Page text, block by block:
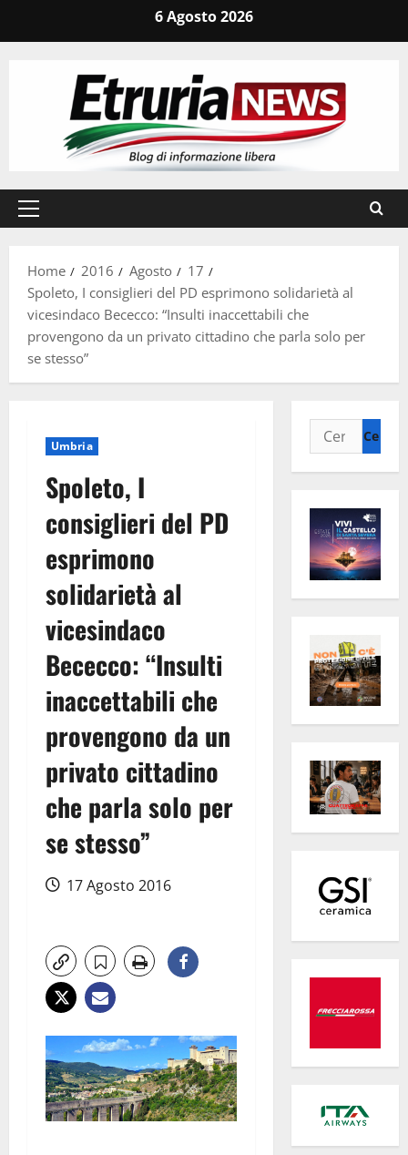
6 Agosto 2026
Menu
Home
2016 Agosto
17
Spoleto, I consiglieri del PD esprimono solidarietà al
vicesindaco Bececco: “Insulti inaccettabili che
provengono da un privato cittadino che parla solo per
se stesso”
Umbria
Spoleto, I
consiglieri del PD
esprimono
solidarietà al
vicesindaco
Bececco: “Insulti
inaccettabili che
provengono da un
privato cittadino
che parla solo per
se stesso”
17 Agosto 2016
Ricerca
per: